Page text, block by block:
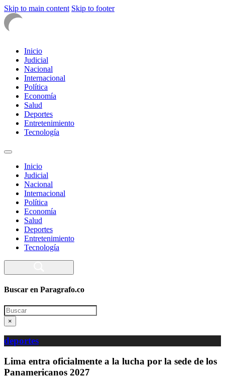
Skip to main content Skip to footer
Inicio
Judicial
Nacional
Internacional
Política
Economía
Salud
Deportes
Entretenimiento
Tecnología
Inicio
Judicial
Nacional
Internacional
Política
Economía
Salud
Deportes
Entretenimiento
Tecnología
Buscar en Paragrafo.co
Search
×
deportes
Lima entra oficialmente a la lucha por la sede de los
Panamericanos 2027